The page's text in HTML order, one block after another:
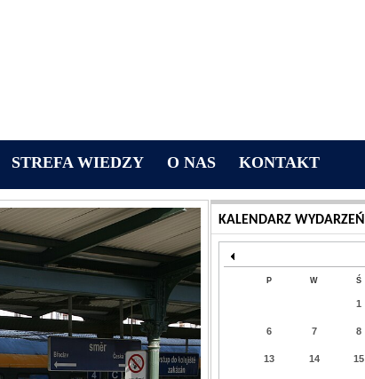
STREFA WIEDZY O NAS KONTAKT
KALENDARZ WYDARZEŃ
P W Ś
1
6 7 8
13 14 15